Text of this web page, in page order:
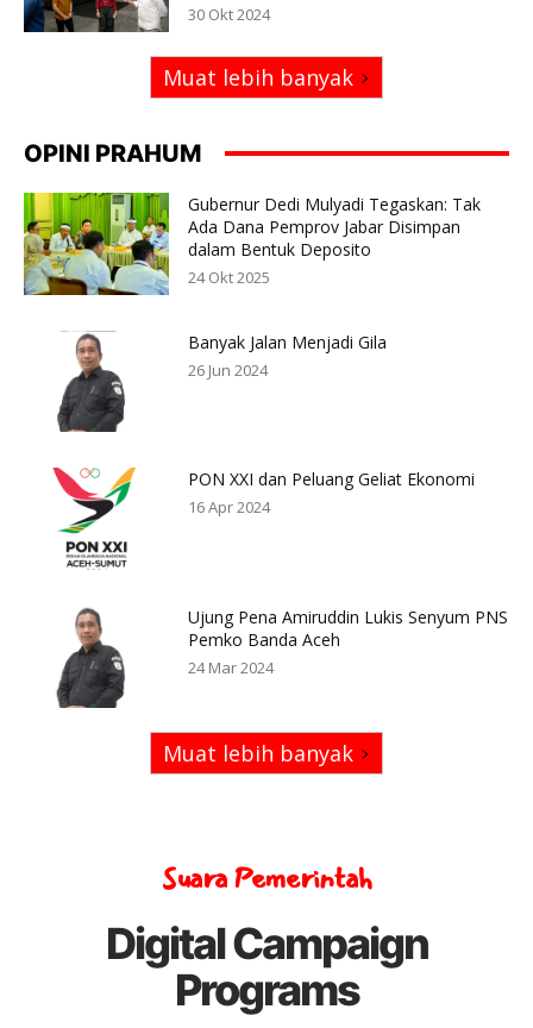
30 Okt 2024
Muat lebih banyak
OPINI PRAHUM
Gubernur Dedi Mulyadi Tegaskan: Tak
Ada Dana Pemprov Jabar Disimpan
dalam Bentuk Deposito
24 Okt 2025
Banyak Jalan Menjadi Gila
26 Jun 2024
PON XXI dan Peluang Geliat Ekonomi
16 Apr 2024
Ujung Pena Amiruddin Lukis Senyum PNS
Pemko Banda Aceh
24 Mar 2024
Muat lebih banyak
Suara Pemerintah
Digital Campaign
Programs